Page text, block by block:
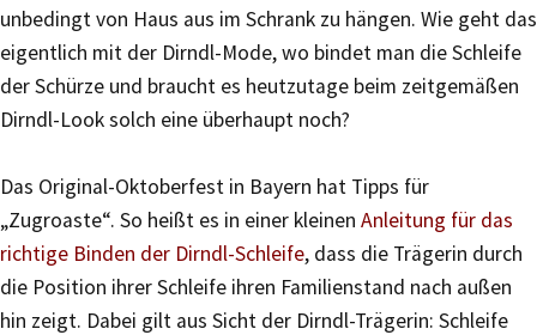
unbedingt von Haus aus im Schrank zu hängen. Wie geht das
eigentlich mit der Dirndl-Mode, wo bindet man die Schleife
der Schürze und braucht es heutzutage beim zeitgemäßen
Dirndl-Look solch eine überhaupt noch?
Das Original-Oktoberfest in Bayern hat Tipps für
„Zugroaste“. So heißt es in einer kleinen Anleitung für das
richtige Binden der Dirndl-Schleife, dass die Trägerin durch
die Position ihrer Schleife ihren Familienstand nach außen
hin zeigt. Dabei gilt aus Sicht der Dirndl-Trägerin: Schleife